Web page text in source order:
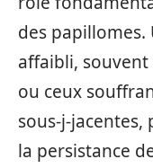
des
affaibli, souvent
ou ceux
sous-j-jacentes,
la persistance